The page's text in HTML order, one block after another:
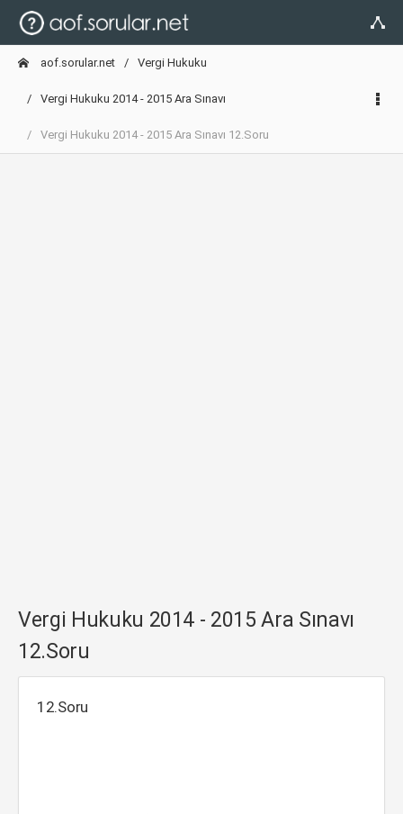
aof.sorular.net Vergi Hukuku
Vergi Hukuku 2014 - 2015 Ara Sınavı
Vergi Hukuku 2014 - 2015 Ara Sınavı 12.Soru
Vergi Hukuku 2014 - 2015 Ara Sınavı
12.Soru
12.Soru